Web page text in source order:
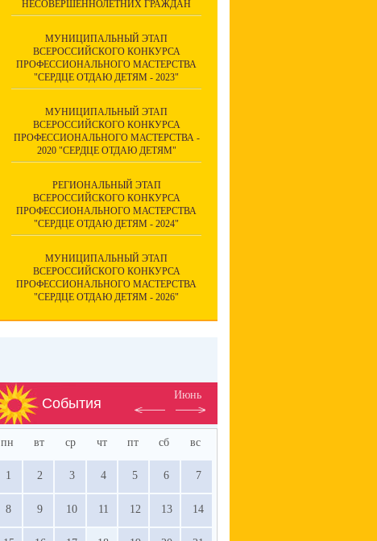
НЕСОВЕРШЕННОЛЕТНИХ ГРАЖДАН
МУНИЦИПАЛЬНЫЙ ЭТАП
ВСЕРОССИЙСКОГО КОНКУРСА
ПРОФЕССИОНАЛЬНОГО МАСТЕРСТВА
"СЕРДЦЕ ОТДАЮ ДЕТЯМ - 2023"
МУНИЦИПАЛЬНЫЙ ЭТАП
ВСЕРОССИЙСКОГО КОНКУРСА
ПРОФЕССИОНАЛЬНОГО МАСТЕРСТВА -
2020 "СЕРДЦЕ ОТДАЮ ДЕТЯМ"
РЕГИОНАЛЬНЫЙ ЭТАП
ВСЕРОССИЙСКОГО КОНКУРСА
ПРОФЕССИОНАЛЬНОГО МАСТЕРСТВА
"СЕРДЦЕ ОТДАЮ ДЕТЯМ - 2024"
МУНИЦИПАЛЬНЫЙ ЭТАП
ВСЕРОССИЙСКОГО КОНКУРСА
ПРОФЕССИОНАЛЬНОГО МАСТЕРСТВА
"СЕРДЦЕ ОТДАЮ ДЕТЯМ - 2026"
События
Июнь
пн вт ср чт пт сб вс
1 2 3 4 5 6 7
8 9 10 11 12 13 14